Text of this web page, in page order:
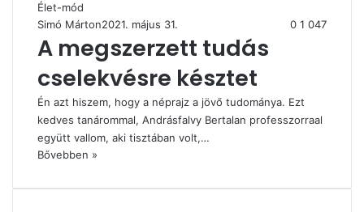
Élet-mód
Simó Márton2021. május 31. 0 1 047
A megszerzett tudás
cselekvésre késztet
Én azt hiszem, hogy a néprajz a jövő tudománya. Ezt
kedves tanárommal, Andrásfalvy Bertalan professzorraal
együtt vallom, aki tisztában volt,…
Bővebben »